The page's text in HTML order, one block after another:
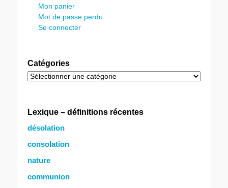
Mon panier
Mot de passe perdu
Se connecter
Catégories
Catégories
Lexique – définitions récentes
désolation
consolation
nature
communion